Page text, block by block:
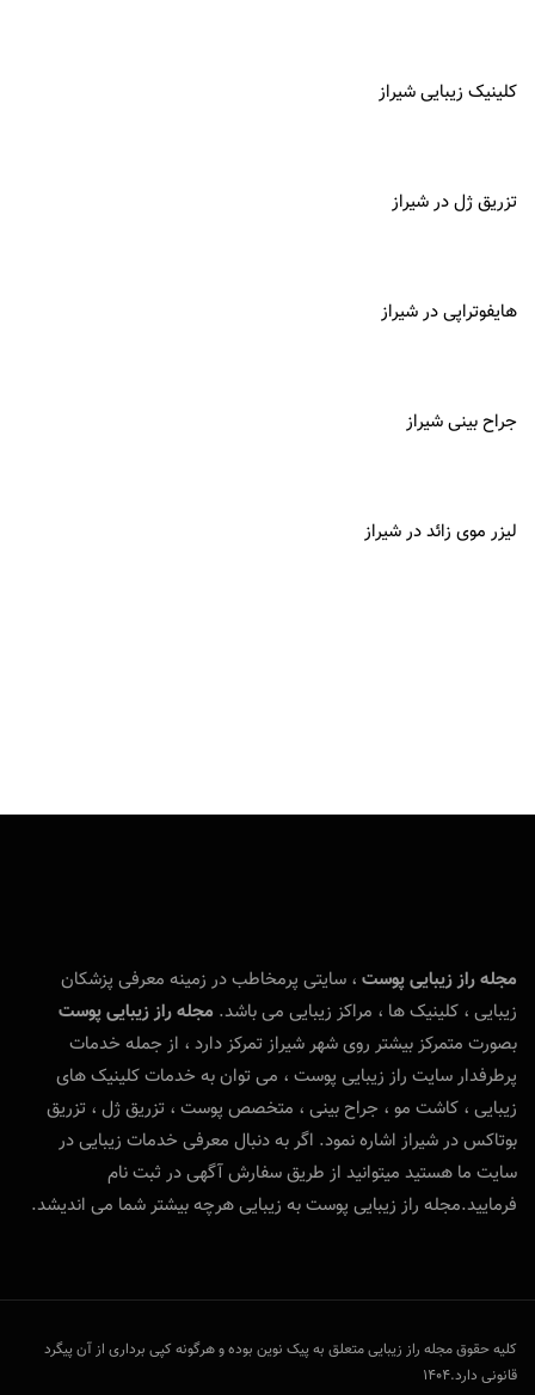
کلینیک زیبایی شیراز
تزریق ژل در شیراز
هایفوتراپی در شیراز
جراح بینی شیراز
لیزر موی زائد در شیراز
مجله راز زیبایی پوست ، سایتی پرمخاطب در زمینه معرفی پزشکان
زیبایی ، کلینیک ها ، مراکز زیبایی می باشد. مجله راز زیبایی پوست
بصورت متمرکز بیشتر روی شهر شیراز تمرکز دارد ، از جمله خدمات
پرطرفدار سایت راز زیبایی پوست ، می توان به خدمات کلینیک های
زیبایی ، کاشت مو ، جراح بینی ، متخصص پوست ، تزریق ژل ، تزریق
بوتاکس در شیراز اشاره نمود. اگر به دنبال معرفی خدمات زیبایی در
سایت ما هستید میتوانید از طریق سفارش آگهی در ثبت نام
فرمایید.مجله راز زیبایی پوست به زیبایی هرچه بیشتر شما می اندیشد.
کلیه حقوق مجله راز زیبایی متعلق به پیک نوین بوده و هرگونه کپی برداری از آن پیگرد
قانونی دارد.1404